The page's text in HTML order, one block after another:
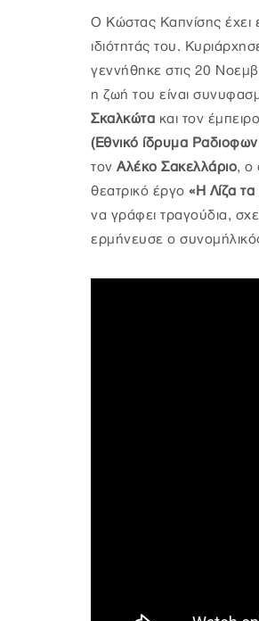
Ο Κώστας Καπνίσης έχει
ιδιότητάς του.
γεννήθηκε στις 20
η ζωή του είναι
Σκαλκώτα και τον έμπειρο
(Εθνικό ίδρυμα
τον Αλέκο Σακελλάριο, ο
θεατρικό έργο «Η Λίζα
να γράφει τραγούδια,
ερμήνευσε ο